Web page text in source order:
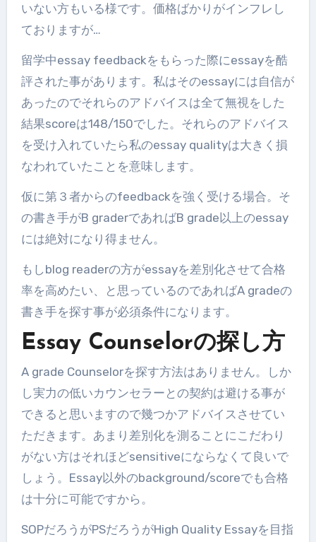
いない方もいる様です。価格ばかりがインフレし
ておりますが…
留学中essay feedbackをもらった際にessayを酷
評された事があります。私はそのessayには自信が
あったのでそれらのアドバイスは全て無視をした
結果scoreは148/150でした。それらのアドバイス
を受け入れていたら私のessay qualityは大きく損
なわれていたことを意味します。
仮に第３者からのfeedbackを強く受ける場合。そ
の書き手がB graderであればB grade以上のessay
には絶対になり得ません。
もしblog readerの方がessayを差別化させて合格
率を高めたい、と思っているのであればA gradeの
書き手を探す事が必須条件になります。
Essay Counselorの探し方
A grade Counselorを探す方法はありません。しか
し実力の低いカウンセラーとの契約は避ける事が
できると思いますので幾つかアドバイスさせてい
ただきます。あまり差別化を測ることにこだわり
がない方はそれほどsensitiveにならなくて良いで
しょう。Essay以外のbackground/scoreでも合格
は十分に可能ですから。
SOPだろうがPSだろうがHigh Quality Essayを目指